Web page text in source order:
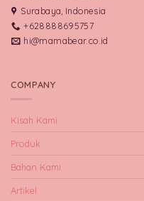
Surabaya, Indonesia
+628888695757
hi@mamabear.co.id
COMPANY
Kisah Kami
Produk
Bahan Kami
Artikel